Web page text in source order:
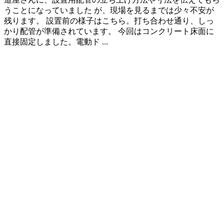
うことになっていました が、現場を見るまでは少々不安が
残ります。 設置前の様子はこちら。打ち合わせ通り、しっ
かり配管が準備されています。 今回はコンクリート床面に
直接固定しました。電動ド ...